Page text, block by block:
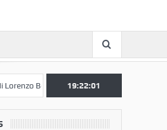
lascia il Convento di S. Chiara per
19:22:02